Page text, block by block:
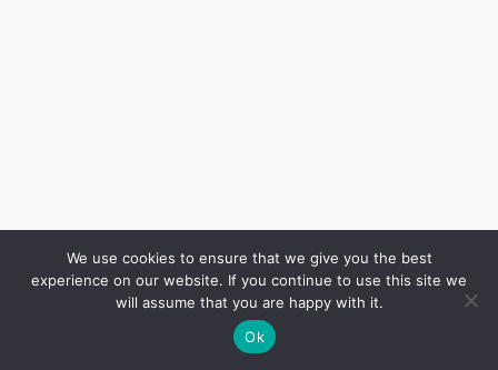
Copyright © 2026 LES ANNALES DES MINES | Powered by Thème WordPress Astra
We use cookies to ensure that we give you the best
experience on our website. If you continue to use this site we
will assume that you are happy with it.
Ok